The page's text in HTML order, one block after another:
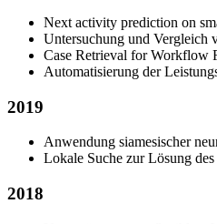
Next activity prediction on
Untersuchung und Vergleich
Case Retrieval for Workflow
Automatisierung der
2019
Anwendung siamesischer
Lokale Suche zur Lösung
2018